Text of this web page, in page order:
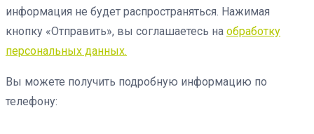
информация не будет распространяться. Нажимая
кнопку «Отправить», вы соглашаетесь на обработку
персональных данных.
Вы можете получить подробную информацию по
телефону: